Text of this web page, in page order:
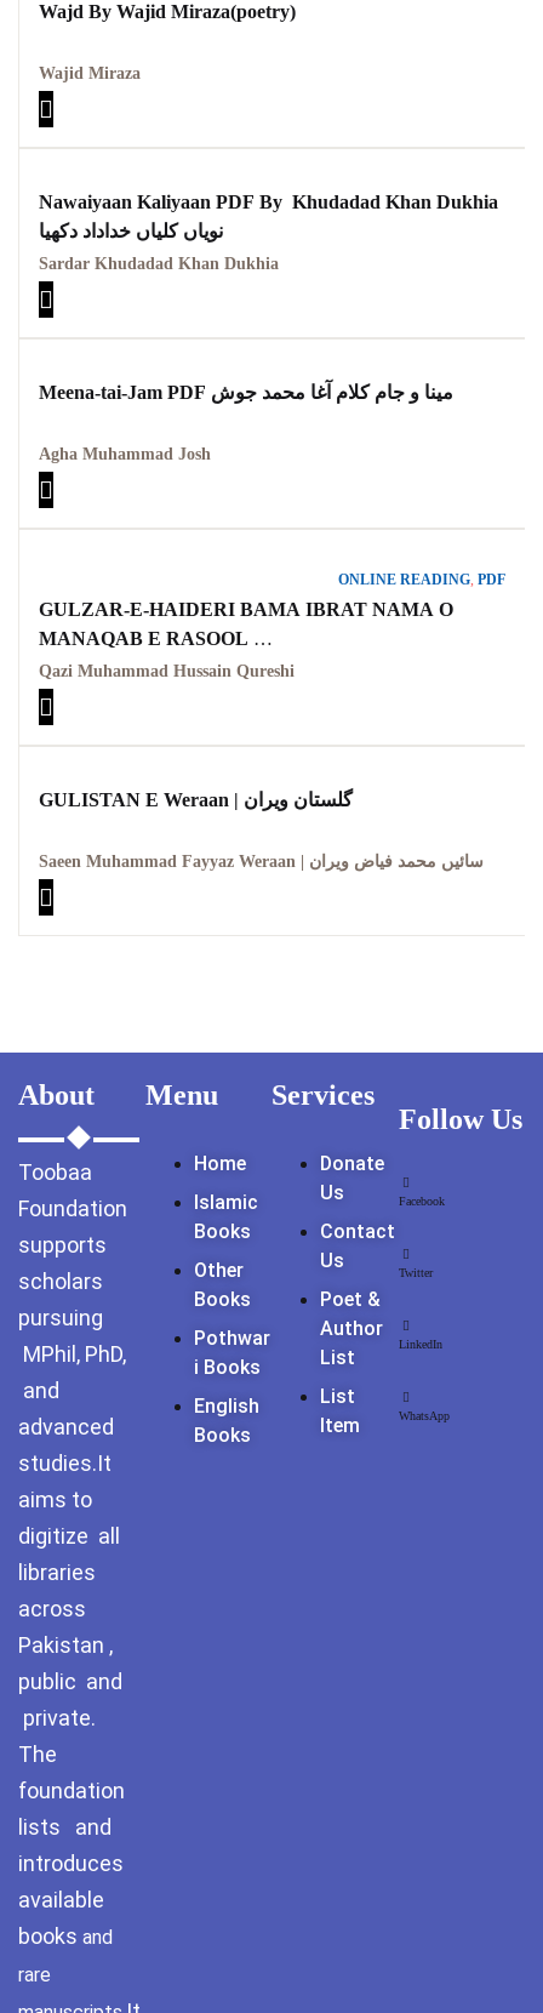
Wajd By Wajid Miraza(poetry)
Wajid Miraza
Nawaiyaan Kaliyaan PDF By Khudadad Khan Dukhia
نویاں کلیاں خداداد دکھیا
Sardar Khudadad Khan Dukhia
Meena-tai-Jam PDF مینا و جام کلام آغا محمد جوش
Agha Muhammad Josh
ONLINE READING, PDF
GULZAR-E-HAIDERI BAMA IBRAT NAMA O
MANAQAB E RASOOL
گلزار حیدر بمعہ عبرت نامہ و مناقب رسولﷺ
Qazi Muhammad Hussain Qureshi
GULISTAN E Weraan | گلستان ویران
Saeen Muhammad Fayyaz Weraan | سائیں محمد فیاض ویران
About
Toobaa
Foundation
supports
scholars
pursuing
MPhil, PhD,
and
advanced
studies.It
aims to
digitize all
libraries
across
Pakistan ,
public and
private.
The
foundation
lists and
introduces
available
books and
rare
Menu
Home
Islamic
Books
Other
Books
Pothwar
I Books
English
Books
Services
Donate
Us
Contact
Us
Poet &
Author
List
List
Item
Follow Us
Facebook
Twitter
LinkedIn
WhatsApp